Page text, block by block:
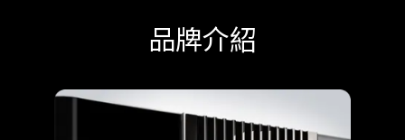
品牌介紹